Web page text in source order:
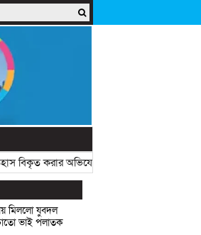
বিকৃত করার অভিযোগ আখতার হোসেনের
মিললো যুবদল
ভাই পলাতক